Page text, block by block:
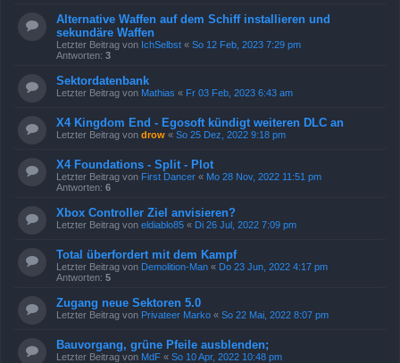
Alternative Waffen auf dem Schiff installieren und
sekundäre Waffen
Letzter Beitrag von IchSelbst « So 12 Feb, 2023 7:29 pm
Antworten: 3
Sektordatenbank
Letzter Beitrag von Mathias « Fr 03 Feb, 2023 6:43 am
X4 Kingdom End - Egosoft kündigt weiteren DLC an
Letzter Beitrag von drow « So 25 Dez, 2022 9:18 pm
X4 Foundations - Split - Plot
Letzter Beitrag von First Dancer « Mo 28 Nov, 2022 11:51 pm
Antworten: 6
Xbox Controller Ziel anvisieren?
Letzter Beitrag von eldiablo85 « Di 26 Jul, 2022 7:09 pm
Total überfordert mit dem Kampf
Letzter Beitrag von Demolition-Man « Do 23 Jun, 2022 4:17 pm
Antworten: 5
Zugang neue Sektoren 5.0
Letzter Beitrag von Privateer Marko « So 22 Mai, 2022 8:07 pm
Bauvorgang, grüne Pfeile ausblenden;
Letzter Beitrag von MdF « So 10 Apr, 2022 10:48 pm